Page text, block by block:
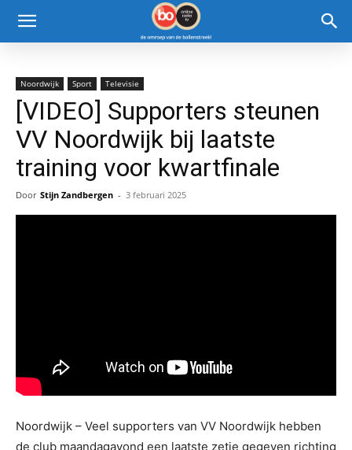
Noordwijk Sport Televisie
[VIDEO] Supporters steunen
VV Noordwijk bij laatste
training voor kwartfinale
Door Stijn Zandbergen - 3 februari 2025
Noordwijk – Veel supporters van VV Noordwijk hebben
de club maandagavond een laatste zetje gegeven richting